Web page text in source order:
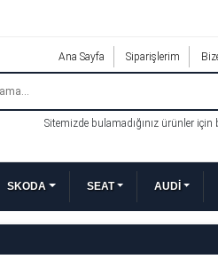
Ana Sayfa Siparişlerim
Sitemizde bulamadığınız ürünler için
SKODA SEAT AUDİ